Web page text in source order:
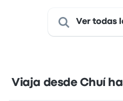
Ver todas
Viaja desde Chuí